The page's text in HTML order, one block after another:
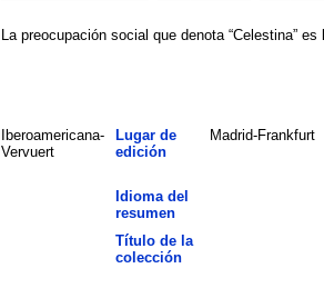
La preocupación social que denota “Celestina”
Iberoamericana-
Vervuert
Lugar de
edición
Madrid-Frankfurt
Idioma del
resumen
Título de la
colección